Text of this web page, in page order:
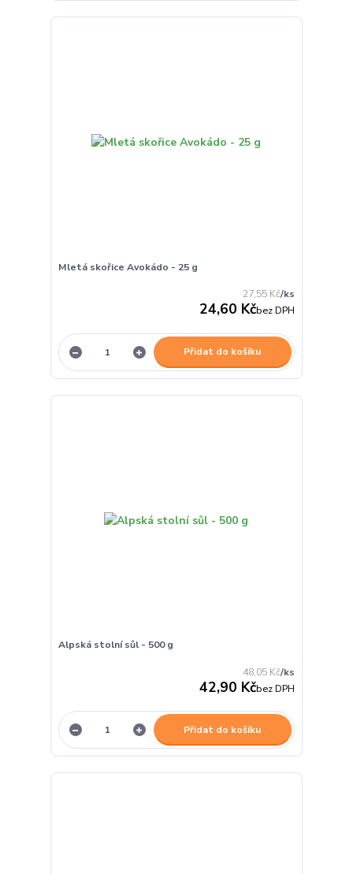
Mletá skořice Avokádo - 25 g
27,55 Kč/ks
24,60 Kčbez DPH
Přidat do košíku
Alpská stolní sůl - 500 g
48,05 Kč/ks
42,90 Kčbez DPH
Přidat do košíku